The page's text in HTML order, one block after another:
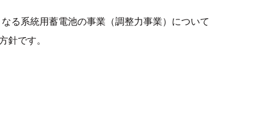
る系統用蓄電池の事業（調整力事業）について
針です。